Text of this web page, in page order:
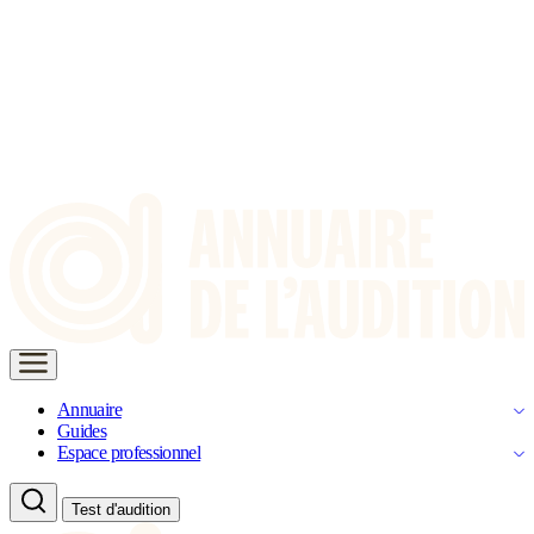
Annuaire
Guides
Espace professionnel
Test d'audition